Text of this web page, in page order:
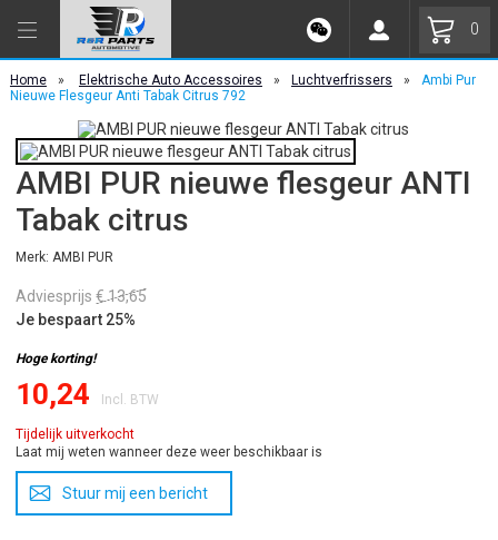
0
Home » Elektrische Auto Accessoires » Luchtverfrissers »
Ambi Pur
Nieuwe Flesgeur Anti Tabak Citrus 792
AMBI PUR nieuwe flesgeur ANTI
Tabak citrus
Merk: AMBI PUR
Adviesprijs € 13,65
Je bespaart 25%
Hoge korting!
10,24 Incl. BTW
Tijdelijk uitverkocht
Laat mij weten wanneer deze weer beschikbaar is
Stuur mij een bericht